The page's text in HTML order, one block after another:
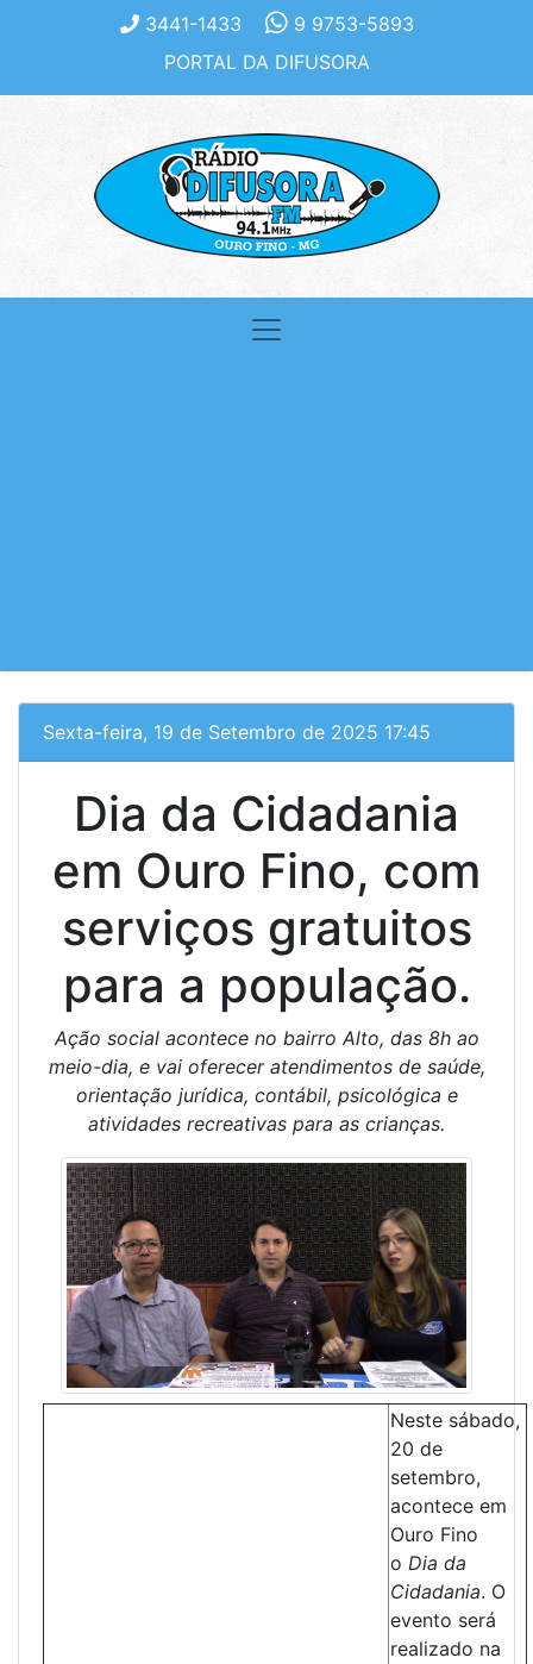
3441-1433
9 9753-5893
PORTAL DA DIFUSORA
Sexta-feira, 19 de Setembro de 2025 17:45
Dia da Cidadania
em Ouro Fino, com
serviços gratuitos
para a população.
Ação social acontece no bairro Alto, das 8h ao
meio-dia, e vai oferecer atendimentos de saúde,
orientação jurídica, contábil, psicológica e
atividades recreativas para as crianças.
Neste sábado,
20 de
setembro,
acontece em
Ouro Fino
o Dia da
Cidadania. O
evento será
realizado na